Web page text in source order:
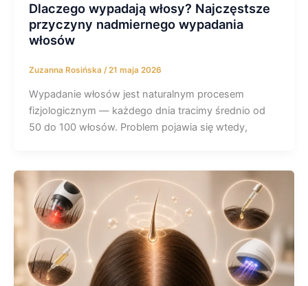
Dlaczego wypadają włosy? Najczęstsze
przyczyny nadmiernego wypadania
włosów
Zuzanna Rosińska /21 maja 2026
Wypadanie włosów jest naturalnym procesem
fizjologicznym — każdego dnia tracimy średnio od
50 do 100 włosów. Problem pojawia się wtedy,